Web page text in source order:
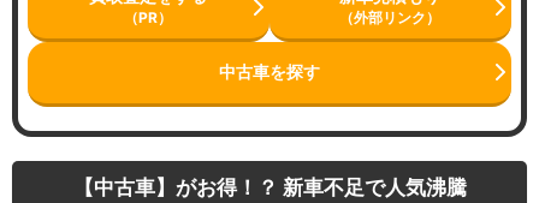
（PR） （外部リンク）
中古車を探す
【中古車】がお得！？ 新車不足で人気沸騰